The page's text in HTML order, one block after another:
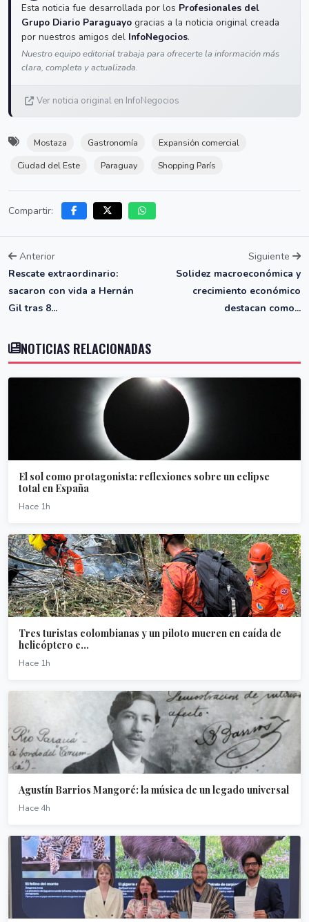
Esta noticia fue desarrollada por los Profesionales del
Grupo Diario Paraguayo gracias a la noticia original creada
por nuestros amigos del InfoNegocios.
Nuestro equipo editorial trabaja para ofrecerte la información más
clara, completa y actualizada.
Ver noticia original en InfoNegocios
Mostaza Gastronomía
Expansión comercial
Ciudad del Este
Paraguay Shopping París
Compartir:
Anterior
Rescate extraordinario:
sacaron con vida a Hernán
Gil tras 8...
Siguiente
Solidez macroeconómica y
crecimiento económico
destacan como...
NOTICIAS RELACIONADAS
El sol como protagonista: reflexiones sobre un eclipse
total en España
Hace 1h
Tres turistas colombianas y un piloto mueren en caída de
helicóptero e...
Hace 1h
Agustín Barrios Mangoré: la música de un legado universal
Hace 4h